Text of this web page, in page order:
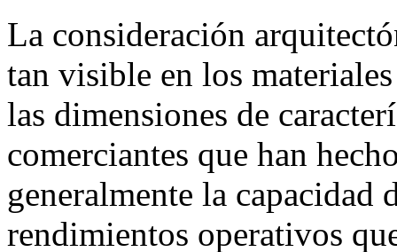
La consideración
tan visible en los
las dimensiones de
comerciantes que han
generalmente la
rendimientos operativos